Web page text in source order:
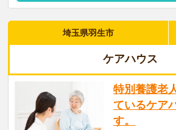
埼玉県羽生市
ケアハウス
特別養護老
ているケア
す。